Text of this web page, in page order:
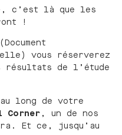
c’est là que les
!
vous réserverez
résultats de l’étude
long de votre
Corner , un de nos
Et ce, jusqu’au